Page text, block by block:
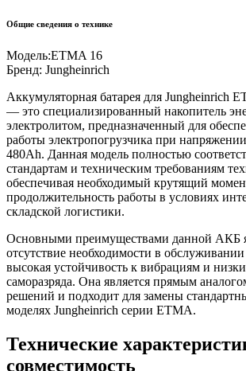
Общие сведения о технике
Модель:ETMA 16
Бренд: Jungheinrich
Аккумуляторная батарея для Jungheinrich
— это специализированный накопитель
электролитом, предназначенный для
работы электропогрузчика при
480Ah. Данная модель полностью
стандартам и техническим требованиям
обеспечивая необходимый крутящий
продолжительность работы в условиях
складской логистики.
Основными преимуществами данной АКБ
отсутствие необходимости в
высокая устойчивость к вибрациям и
саморазряда. Она является прямым
решений и подходит для замены
моделях Jungheinrich серии ETMA.
Технические
совместимость